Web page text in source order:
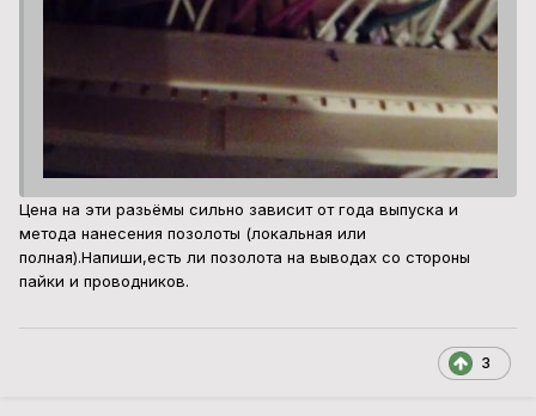
Цена на эти разьёмы сильно зависит от года выпуска и
метода нанесения позолоты (локальная или
полная).Напиши,есть ли позолота на выводах со стороны
пайки и проводников.
3